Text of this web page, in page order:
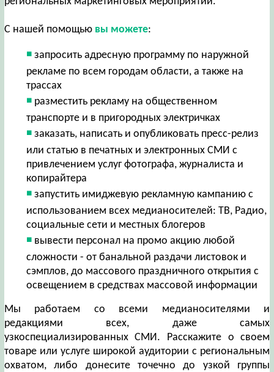
С нашей помощью вы можете:
запросить адресную программу по наружной
рекламе по всем городам области, а также на
трассах
разместить рекламу на общественном
транспорте и в пригородных электричках
заказать, написать и опубликовать пресс-релиз
или статью в печатных и электронных СМИ с
привлечением услуг фотографа, журналиста и
копирайтера
запустить имиджевую рекламную кампанию с
использованием всех медианосителей: ТВ, Радио,
социальные сети и местных блогеров
вывести персонал на промо акцию любой
сложности - от банальной раздачи листовок и
сэмплов, до массового праздничного открытия с
освещением в средствах массовой информации
Мы работаем со всеми медианосителями и
редакциями всех, даже самых
узкоспециализированных СМИ. Расскажите о своем
товаре или услуге широкой аудитории с региональным
охватом, либо донесите точечно до узкой группы